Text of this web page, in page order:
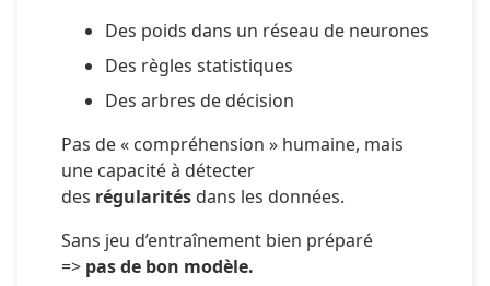
Des poids dans un réseau de neurones
Des règles statistiques
Des arbres de décision
Pas de « compréhension » humaine, mais
une capacité à détecter
des régularités dans les données.
Sans jeu d’entraînement bien préparé
=> pas de bon modèle.